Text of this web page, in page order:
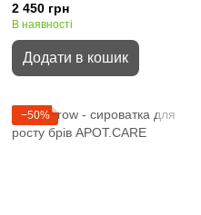
2 450 грн
В наявності
Додати в кошик
−50%